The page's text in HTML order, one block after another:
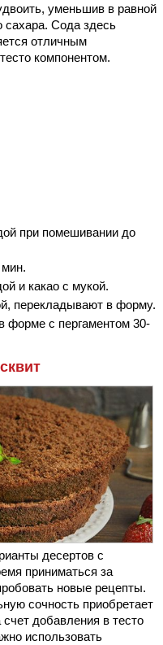
уменьшив в равной
сахара. Сода здесь
отличным
компонентом.
при помешивании до
и какао с мукой.
перекладывают в форму.
форме с пергаментом 30-
десертов с
приниматься за
новые рецепты.
сочность приобретает
добавления в тесто
использовать